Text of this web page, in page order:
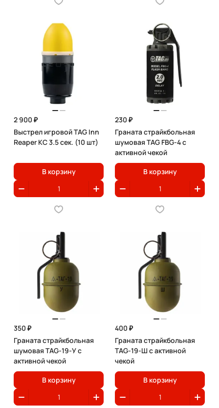
2 900 ₽
Выстрел игровой TAG Inn
Reaper KC 3.5 сек. (10 шт)
В корзину
230 ₽
Граната страйкбольная
шумовая TAG FBG-4 с
активной чекой
В корзину
350 ₽
Граната страйкбольная
шумовая TAG-19-У с
активной чекой
В корзину
400 ₽
Граната страйкбольная
TAG-19-Ш с активной
чекой
В корзину